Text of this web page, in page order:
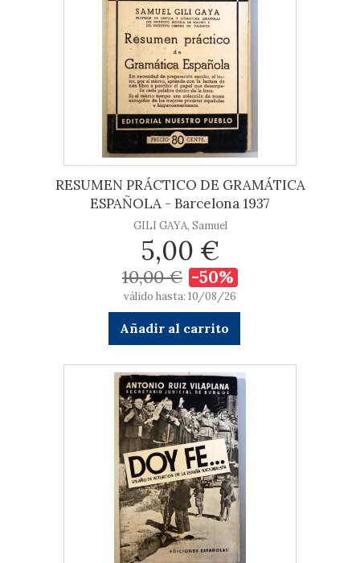
RESUMEN PRÁCTICO DE GRAMÁTICA
ESPAÑOLA - Barcelona 1937
GILI GAYA, Samuel
5,00 €
10,00 € -50%
válido hasta: 10/08/26
Añadir al carrito